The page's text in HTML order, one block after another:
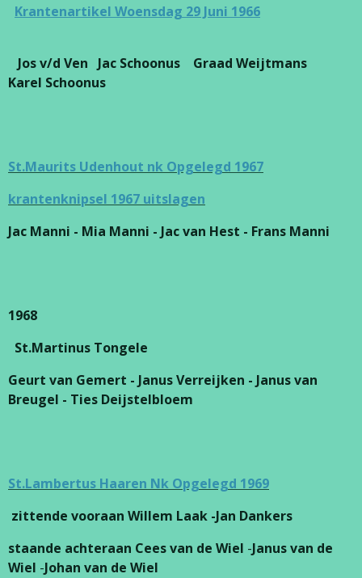
Krantenartikel Woensdag 29 Juni 1966
Jos v/d Ven Jac Schoonus Graad Weijtmans
Karel Schoonus
St.Maurits Udenhout nk Opgelegd 1967
krantenknipsel 1967 uitslagen
Jac Manni - Mia Manni - Jac van Hest - Frans Manni
1968
St.Martinus Tongele
Geurt van Gemert - Janus Verreijken - Janus van
Breugel - Ties Deijstelbloem
St.Lambertus Haaren Nk Opgelegd 1969
zittende vooraan Willem Laak -Jan Dankers
staande achteraan Cees van de Wiel -Janus van de
Wiel -Johan van de Wiel